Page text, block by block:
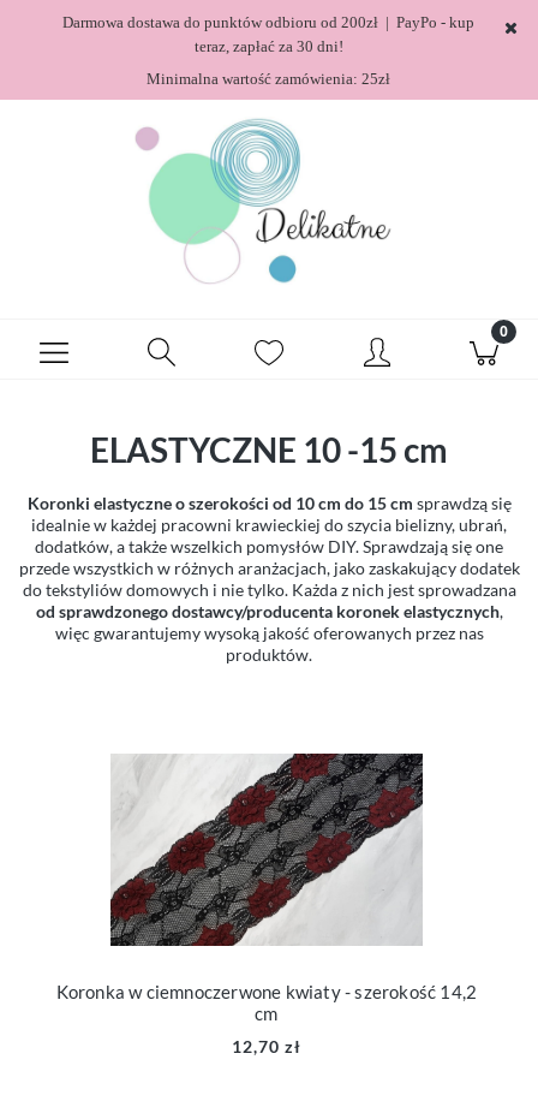
Darmowa dostawa do punktów odbioru od 200zł | PayPo - kup
teraz, zapłać za 30 dni!
Minimalna wartość zamówienia: 25zł
ELASTYCZNE 10 -15 cm
Koronki elastyczne o szerokości od 10 cm do 15 cm sprawdzą się
idealnie w każdej pracowni krawieckiej do szycia bielizny, ubrań,
dodatków, a także wszelkich pomysłów DIY. Sprawdzają się one
przede wszystkich w różnych aranżacjach, jako zaskakujący dodatek
do tekstyliów domowych i nie tylko. Każda z nich jest sprowadzana
od sprawdzonego dostawcy/producenta koronek elastycznych,
więc gwarantujemy wysoką jakość oferowanych przez nas
produktów.
Koronka w ciemnoczerwone kwiaty - szerokość 14,2
cm
12,70 zł